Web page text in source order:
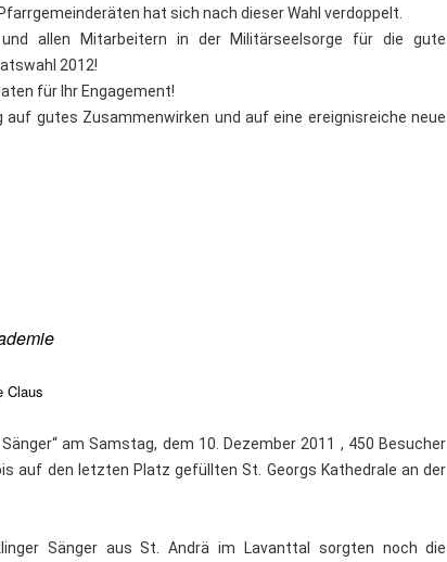
hat sich nach dieser Wahl verdoppelt.
allen Mitarbeitern in der Militärseelsorge für die gute
2012!
für Ihr Engagement!
gutes Zusammenwirken und auf eine ereignisreiche neue
Claus
am Samstag, dem 10. Dezember 2011 , 450 Besucher
auf den letzten Platz gefüllten St. Georgs Kathedrale an der
Sänger aus St. Andrä im Lavanttal sorgten noch die